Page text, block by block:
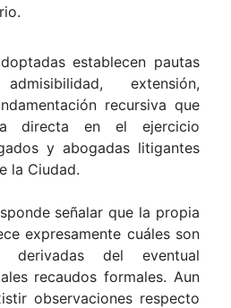
establecen pautas
extensión,
recursiva que
directa en el ejercicio
y abogadas litigantes
la Ciudad.
señalar que la propia
expresamente cuáles son
derivadas del eventual
recaudos formales. Aun
observaciones respecto